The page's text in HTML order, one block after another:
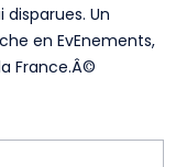
disparues. Un
en EvEnements,
France.Â©